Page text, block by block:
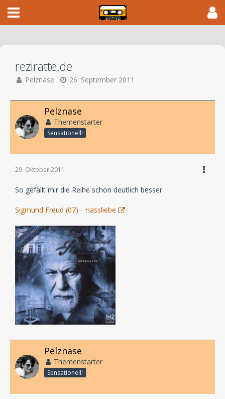
reziratte.de
Pelznase 26. September 2011
Pelznase
Themenstarter
Sensationell!
29. Oktober 2011
So gefällt mir die Reihe schon deutlich besser
Sigmund Freud (07) - Hassliebe
Pelznase
Themenstarter
Sensationell!